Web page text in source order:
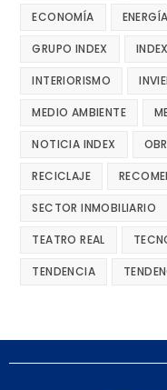
ECONOMÍA
GRUPO INDEX
INTERIORISMO
MEDIO AMBIENTE
NOTICIA INDEX
RECICLAJE
SECTOR INMOBILIARIO
TEATRO REAL
TENDENCIA